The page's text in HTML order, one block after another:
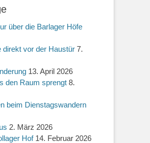
über die Barlager Höfe
direkt vor der Haustür 7.
13. April 2026
den Raum sprengt 8.
beim Dienstagswandern
2. März 2026
Hof 14. Februar 2026